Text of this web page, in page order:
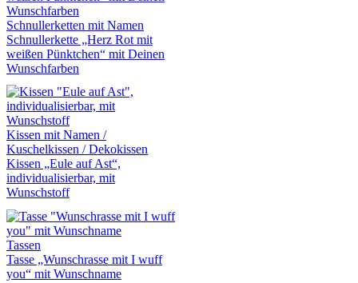
Schnullerketten mit Namen
Schnullerkette „Herz Rot mit
weißen Pünktchen“ mit Deinen
Wunschfarben
Kissen mit Namen /
Kuschelkissen / Dekokissen
Kissen „Eule auf Ast“,
individualisierbar, mit
Wunschstoff
Tassen
Tasse „Wunschrasse mit I wuff
you“ mit Wunschname